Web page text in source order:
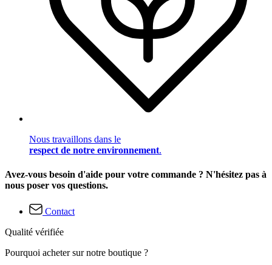
Nous travaillons dans le
respect de notre environnement.
Avez-vous besoin d'aide pour votre commande ? N'hésitez pas à
nous poser vos questions.
Contact
Qualité vérifiée
Pourquoi acheter sur notre boutique ?